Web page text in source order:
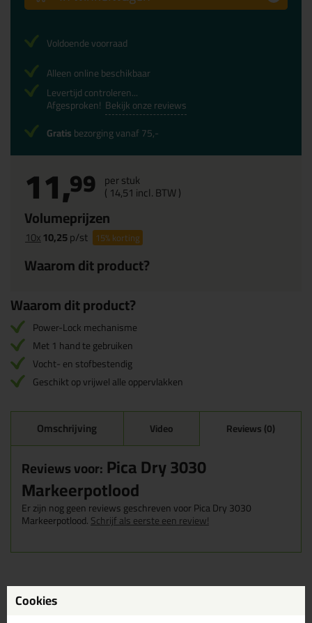
11,99 per stuk
( 14,51 incl. BTW )
Volumeprijzen
10x10,25p/st 15%korting
Waarom dit product?
Voldoende voorraad
Alleen online beschikbaar
Levertijd controleren...
Afgesproken! Bekijk onze reviews
Gratisbezorging vanaf 75,-
Waarom dit product?
Power-Lock mechanisme
Met 1 hand te gebruiken
Vocht- en stofbestendig
Geschikt op vrijwel alle oppervlakken
Omschrijving Video Reviews (0)
Reviews voor: Pica Dry 3030
Markeerpotlood
Er zijn nog geen reviews geschreven voor Pica Dry 3030
Markeerpotlood.Schrijf als eerste een review!
Gerelateerde producten
Cookies